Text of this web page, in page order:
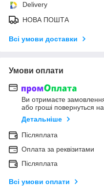
Delivery
НОВА ПОШТА
Всі умови доставки
Умови оплати
Ви отримаєте
або гроші повернуться
Детальніше
Післяплата
Оплата за реквізитами
Післяплата
Всі умови оплати